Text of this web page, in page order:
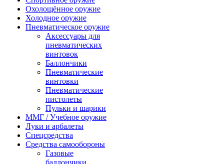
Охолощённое оружие
Холодное оружие
Пневматическое оружие
Аксессуары для
пневматических
винтовок
Баллончики
Пневматические
винтовки
Пневматические
пистолеты
Пульки и шарики
ММГ / Учебное оружие
Луки и арбалеты
Спецсредства
Средства самообороны
Газовые
баллончики